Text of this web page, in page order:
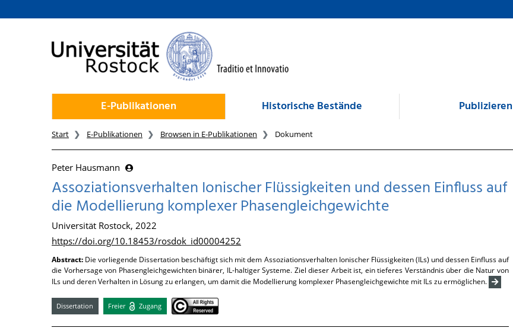
zum Inhalt
E-Publikationen Historische Bestände Publizieren
Start E-Publikationen Browsen in E-Publikationen Dokument
Peter Hausmann
Assoziationsverhalten Ionischer Flüssigkeiten und dessen Einfluss auf
die Modellierung komplexer Phasengleichgewichte
Universität Rostock, 2022
https://doi.org/10.18453/rosdok_id00004252
Abstract: Die vorliegende Dissertation beschäftigt sich mit dem Assoziationsverhalten Ionischer Flüssigkeiten (ILs) und dessen Einfluss auf
die Vorhersage von Phasengleichgewichten binärer, IL-haltiger Systeme. Ziel dieser Arbeit ist, ein tieferes Verständnis über die Natur von
ILs und deren Verhalten in Lösung zu erlangen, um damit die Modellierung komplexer Phasengleichgewichte mit ILs zu ermöglichen.
Dissertation Freier Zugang